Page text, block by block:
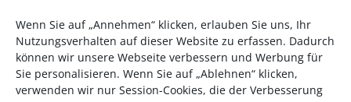
Wenn Sie auf „Annehmen“ klicken, erlauben Sie uns, Ihr
Nutzungsverhalten auf dieser Website zu erfassen. Dadurch
können wir unsere Webseite verbessern und Werbung für
Sie personalisieren. Wenn Sie auf „Ablehnen“ klicken,
verwenden wir nur Session-Cookies, die der Verbesserung